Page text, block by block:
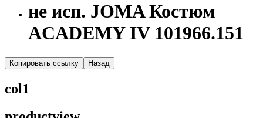
не исп. JOMA Костюм
ACADEMY IV 101966.151
Копировать ссылку Назад
col1